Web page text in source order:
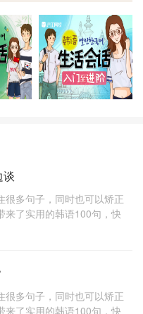
韩语生活会话基础
谈
很多句子，同时也可以矫正
来了实用的韩语100句，快
很多句子，同时也可以矫正
来了实用的韩语100句，快